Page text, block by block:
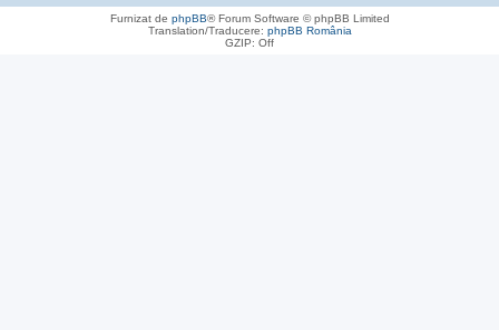
Furnizat de phpBB® Forum Software © phpBB Limited
Translation/Traducere: phpBB România
GZIP: Off